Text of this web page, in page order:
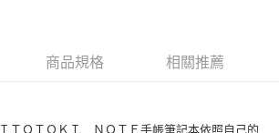
商品規格 相關推薦
ＴＯＴＯＫＩ ＮＯＴＥ手帳筆記本依照自己的